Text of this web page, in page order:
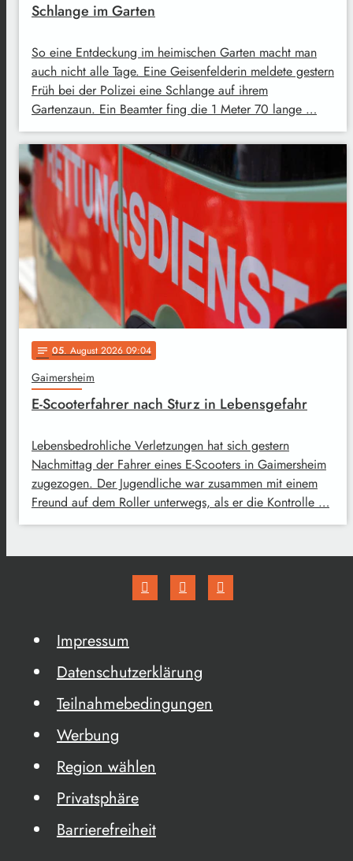
Schlange im Garten
So eine Entdeckung im heimischen Garten macht man
auch nicht alle Tage. Eine Geisenfelderin meldete gestern
Früh bei der Polizei eine Schlange auf ihrem
Gartenzaun. Ein Beamter fing die 1 Meter 70 lange …
notes 05. August 2026 09:04
Gaimersheim
E-Scooterfahrer nach Sturz in Lebensgefahr
Lebensbedrohliche Verletzungen hat sich gestern
Nachmittag der Fahrer eines E-Scooters in Gaimersheim
zugezogen. Der Jugendliche war zusammen mit einem
Freund auf dem Roller unterwegs, als er die Kontrolle …
Impressum
Datenschutzerklärung
Teilnahmebedingungen
Werbung
Region wählen
Privatsphäre
Barrierefreiheit